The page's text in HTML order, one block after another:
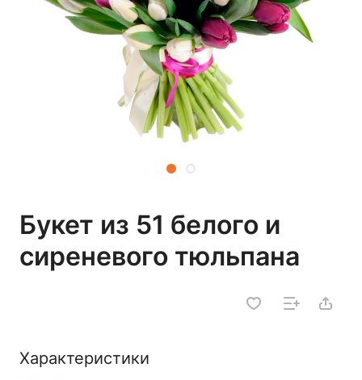
Букет из 51 белого и
сиреневого тюльпана
Характеристики